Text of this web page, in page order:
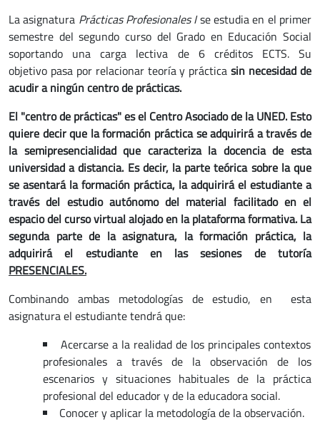
La asignatura Prácticas Profesionales Ise estudia en el primer
semestre del segundo curso del Grado en Educación Social
soportando una carga lectiva de 6 créditos ECTS. Su
objetivo pasa por relacionar teoría y prácticasin necesidad de
acudir a ningún centro de prácticas.
El "centro de prácticas" es el Centro Asociado de la UNED. Esto
quiere decir que la formación práctica se adquirirá a través de
la semipresencialidad que caracteriza la docencia de esta
universidad a distancia. Es decir, la parte teórica sobre la que
se asentará la formación práctica, la adquirirá el estudiante a
través del estudio autónomo del material facilitado en el
espacio del curso virtual alojado en la plataforma formativa. La
segunda parte de la asignatura, la formación práctica, la
adquirirá el estudiante en las sesiones de tutoría
PRESENCIALES.
Combinando ambas metodologías de estudio, en esta
asignatura el estudiante tendrá que:
Acercarse a la realidad de los principales contextos
profesionales a través de la observación de los
escenarios y situaciones habituales de la práctica
profesional del educador y de la educadora social.
Conocer y aplicar la metodología de la observación.